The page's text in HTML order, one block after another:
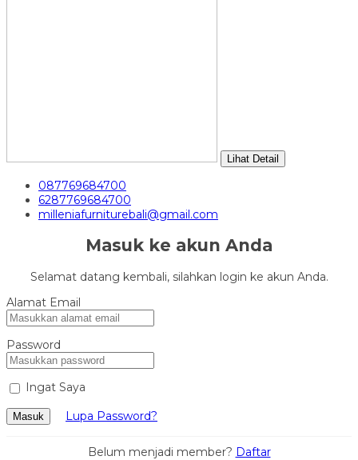
Lihat Detail
087769684700
6287769684700
milleniafurniturebali@gmail.com
Masuk ke akun Anda
Selamat datang kembali, silahkan login ke akun Anda.
Alamat Email
Password
Ingat Saya
Masuk Lupa Password?
Belum menjadi member? Daftar